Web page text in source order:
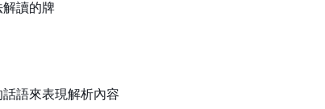
解讀的牌
語來表現解析內容